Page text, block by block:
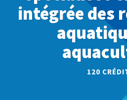
intégrée des
120